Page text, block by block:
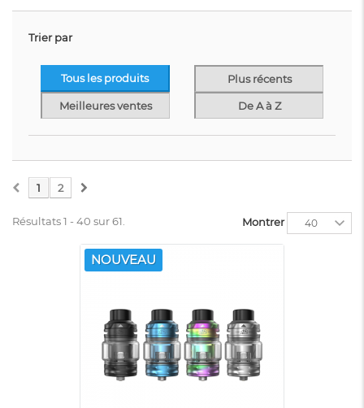
Trier par
Tous les produits Plus récents
Meilleures ventes De A à Z
1 2
Résultats 1 - 40 sur 61. Montrer 40
NOUVEAU